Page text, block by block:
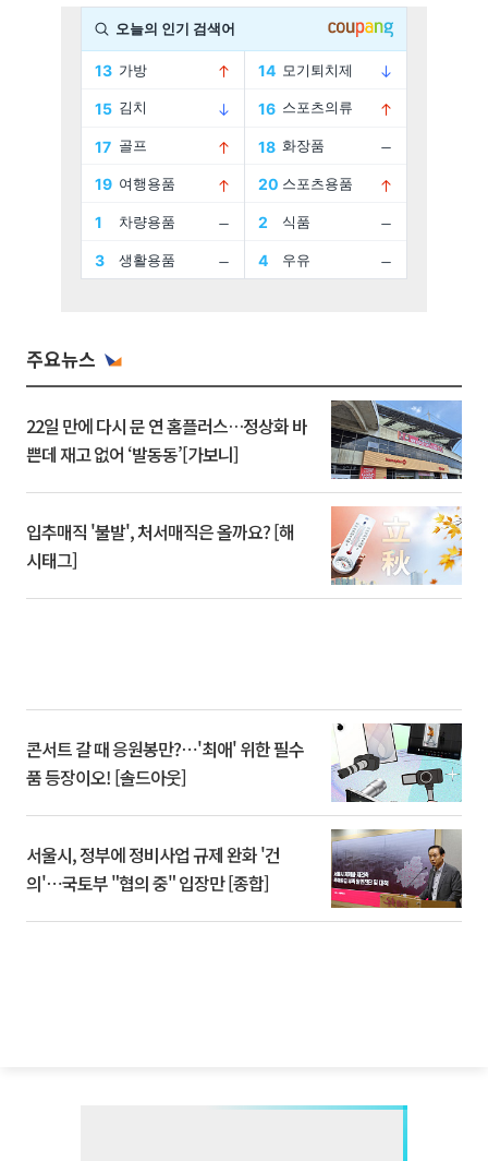
주요뉴스
22일 만에 다시 문 연 홈플러스…정상화 바
쁜데 재고 없어 ‘발동동’[가보니]
입추매직 '불발', 처서매직은 올까요? [해
시태그]
콘서트 갈 때 응원봉만?⋯'최애' 위한 필수
품 등장이오! [솔드아웃]
서울시, 정부에 정비사업 규제 완화 '건
의'⋯국토부 "협의 중" 입장만 [종합]